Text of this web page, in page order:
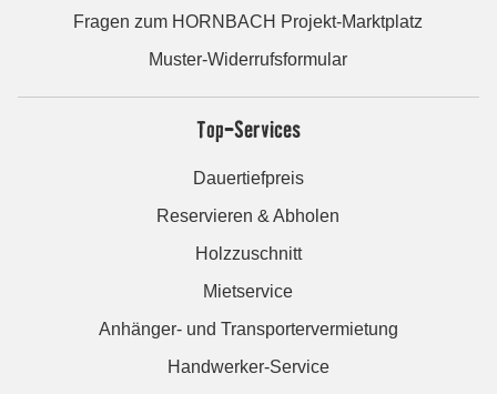
Fragen zum HORNBACH Projekt-Marktplatz
Muster-Widerrufsformular
Top-Services
Dauertiefpreis
Reservieren & Abholen
Holzzuschnitt
Mietservice
Anhänger- und Transportervermietung
Handwerker-Service